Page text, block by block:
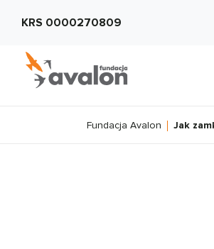
KRS 0000270809
Fundacja Avalon Jak